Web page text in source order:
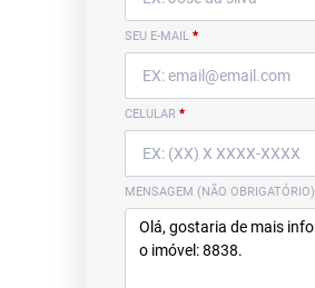
SEU E-MAIL *
CELULAR *
MENSAGEM (NÃO OBRIGATÓRIO)